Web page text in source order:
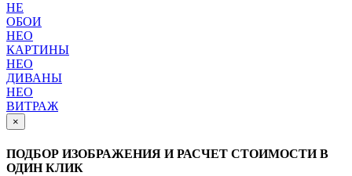
НЕ
ОБОИ
НЕО
КАРТИНЫ
НЕО
ДИВАНЫ
НЕО
ВИТРАЖ
×
ПОДБОР ИЗОБРАЖЕНИЯ И РАСЧЕТ СТОИМОСТИ В
ОДИН КЛИК